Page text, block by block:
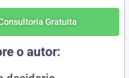
Gratuita
o autor: